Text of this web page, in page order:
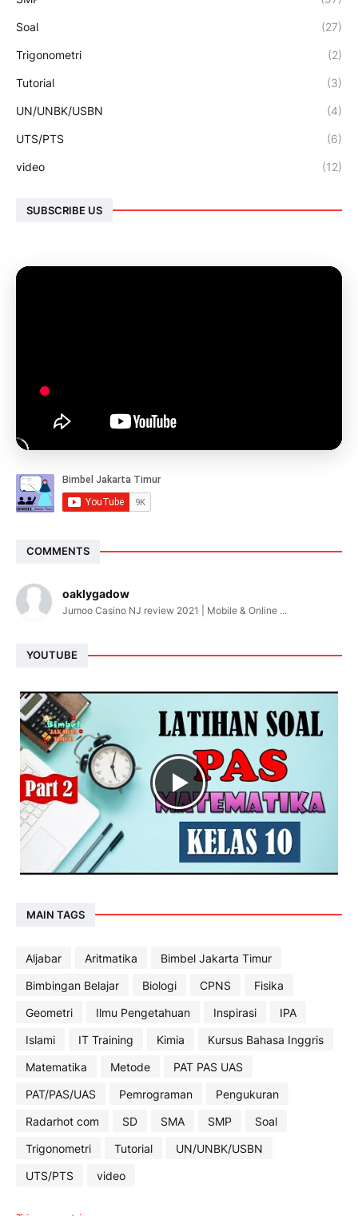
Soal (27)
Trigonometri (2)
Tutorial (3)
UN/UNBK/USBN (4)
UTS/PTS (6)
video (12)
SUBSCRIBE US
COMMENTS
oaklygadow
Jumoo Casino NJ review 2021 | Mobile & Online ...
YOUTUBE
MAIN TAGS
Aljabar Aritmatika
Bimbel Jakarta Timur
Bimbingan Belajar
Biologi CPNS
Fisika
Geometri
Ilmu Pengetahuan Inspirasi
IPA
Islami
IT Training Kimia
Kursus Bahasa Inggris
Matematika
Metode
PAT PAS UAS
PAT/PAS/UAS
Pemrograman
Pengukuran
Radarhot com
SD SMA SMP
Soal
Trigonometri
Tutorial
UN/UNBK/USBN
UTS/PTS
video